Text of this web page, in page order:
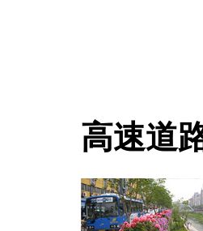
高速道